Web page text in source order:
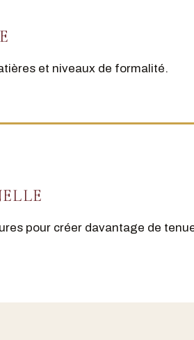
et niveaux de formalité.
pour créer davantage de